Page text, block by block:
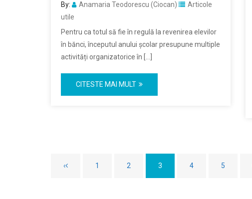
By: Anamaria Teodorescu (Ciocan)
Articole
utile
Pentru ca totul să fie în regulă la revenirea elevilor
în bănci, începutul anului școlar presupune multiple
activități organizatorice în […]
CITESTE MAI MULT
‹ 1 2 3 4 5